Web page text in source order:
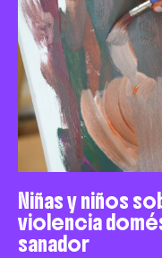
Niñas y niños
violencia
sanador